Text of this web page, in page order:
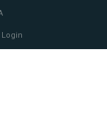
Login